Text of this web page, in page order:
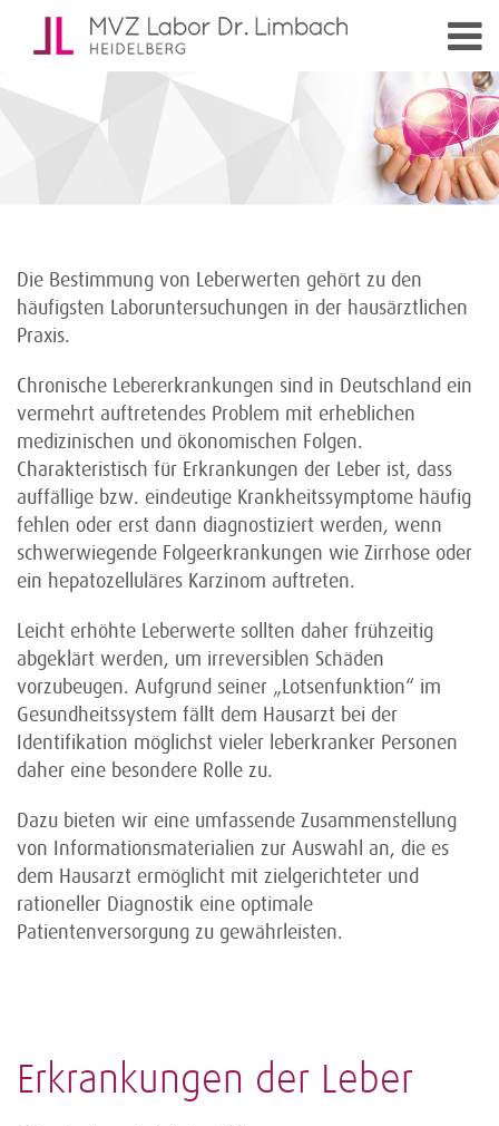
Die Bestimmung von Leberwerten gehört zu den
häufigsten Laboruntersuchungen in der hausärztlichen
Praxis.
Chronische Lebererkrankungen sind in Deutschland ein
vermehrt auftretendes Problem mit erheblichen
medizinischen und ökonomischen Folgen.
Charakteristisch für Erkrankungen der Leber ist, dass
auffällige bzw. eindeutige Krankheitssymptome häufig
fehlen oder erst dann diagnostiziert werden, wenn
schwerwiegende Folgeerkrankungen wie Zirrhose oder
ein hepatozelluläres Karzinom auftreten.
Leicht erhöhte Leberwerte sollten daher frühzeitig
abgeklärt werden, um irreversiblen Schäden
vorzubeugen. Aufgrund seiner „Lotsenfunktion“ im
Gesundheitssystem fällt dem Hausarzt bei der
Identifikation möglichst vieler leberkranker Personen
daher eine besondere Rolle zu.
Dazu bieten wir eine umfassende Zusammenstellung
von Informationsmaterialien zur Auswahl an, die es
dem Hausarzt ermöglicht mit zielgerichteter und
rationeller Diagnostik eine optimale
Patientenversorgung zu gewährleisten.
Erkrankungen der Leber